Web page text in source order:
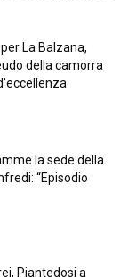
La Balzana,
della camorra
la sede della
“Episodio
Piantedosi a